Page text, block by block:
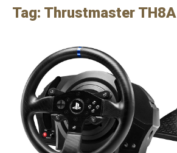
Tag: Thrustmaster TH8A